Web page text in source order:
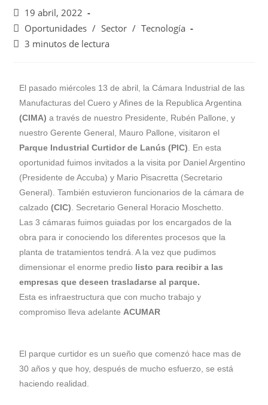
19 abril, 2022
Oportunidades / Sector / Tecnología
3 minutos de lectura
El pasado miércoles 13 de abril, la Cámara Industrial de las
Manufacturas del Cuero y Afines de la Republica Argentina
(CIMA) a través de nuestro Presidente, Rubén Pallone, y
nuestro Gerente General, Mauro Pallone, visitaron el
Parque Industrial Curtidor de Lanús (PIC) . En esta
oportunidad fuimos invitados a la visita por Daniel Argentino
(Presidente de Accuba) y Mario Pisacretta (Secretario
General). También estuvieron funcionarios de la cámara de
calzado(CIC) . Secretario General Horacio Moschetto.
Las 3 cámaras fuimos guiadas por los encargados de la
obra para ir conociendo los diferentes procesos que la
planta de tratamientos tendrá. A la vez que pudimos
dimensionar el enorme predio listo para recibir a las
empresas que deseen trasladarse al parque.
Esta es infraestructura que con mucho trabajo y
compromiso lleva adelante ACUMAR
El parque curtidor es un sueño que comenzó hace mas de
30 años y que hoy, después de mucho esfuerzo, se está
haciendo realidad.